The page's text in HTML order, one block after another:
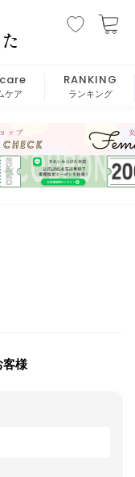
ケア
RANKING
ランキング
客様